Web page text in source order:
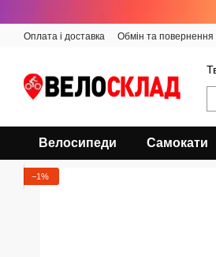
Оплата і доставка Обмін та повернення
Велосипеди Самокати
−1%